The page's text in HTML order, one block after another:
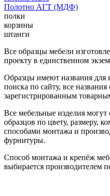
Полотно АГТ (МДФ)
полки
корзины
штанги
Все образцы мебели
проекту в единственном
Образцы имеют названия для
поиска по сайту, все
зарегистрированным
Все мебельные изделия могут
образцов по цвету, размеру,
способами монтажа и
фурнитуры.
Способ монтажа и крепёж
выбирается производителем